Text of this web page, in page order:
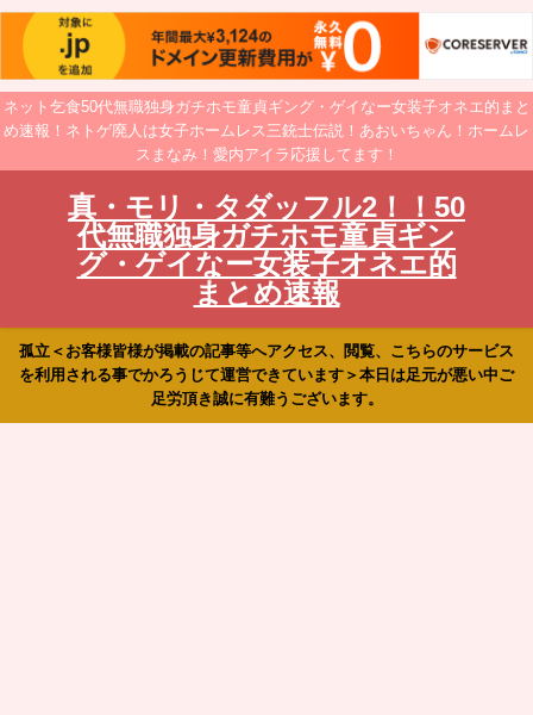
ネット乞食50代無職独身ガチホモ童貞ギング・ゲイなー女装子オネエ的まと
め速報！ネトゲ廃人は女子ホームレス三銃士伝説！あおいちゃん！ホームレ
スまなみ！愛内アイラ応援してます！
真・モリ・タダッフル2！！50
代無職独身ガチホモ童貞ギン
グ・ゲイなー女装子オネエ的
まとめ速報
孤立＜お客様皆様が掲載の記事等へアクセス、閲覧、こちらのサービス
を利用される事でかろうじて運営できています＞本日は足元が悪い中ご
足労頂き誠に有難うございます。